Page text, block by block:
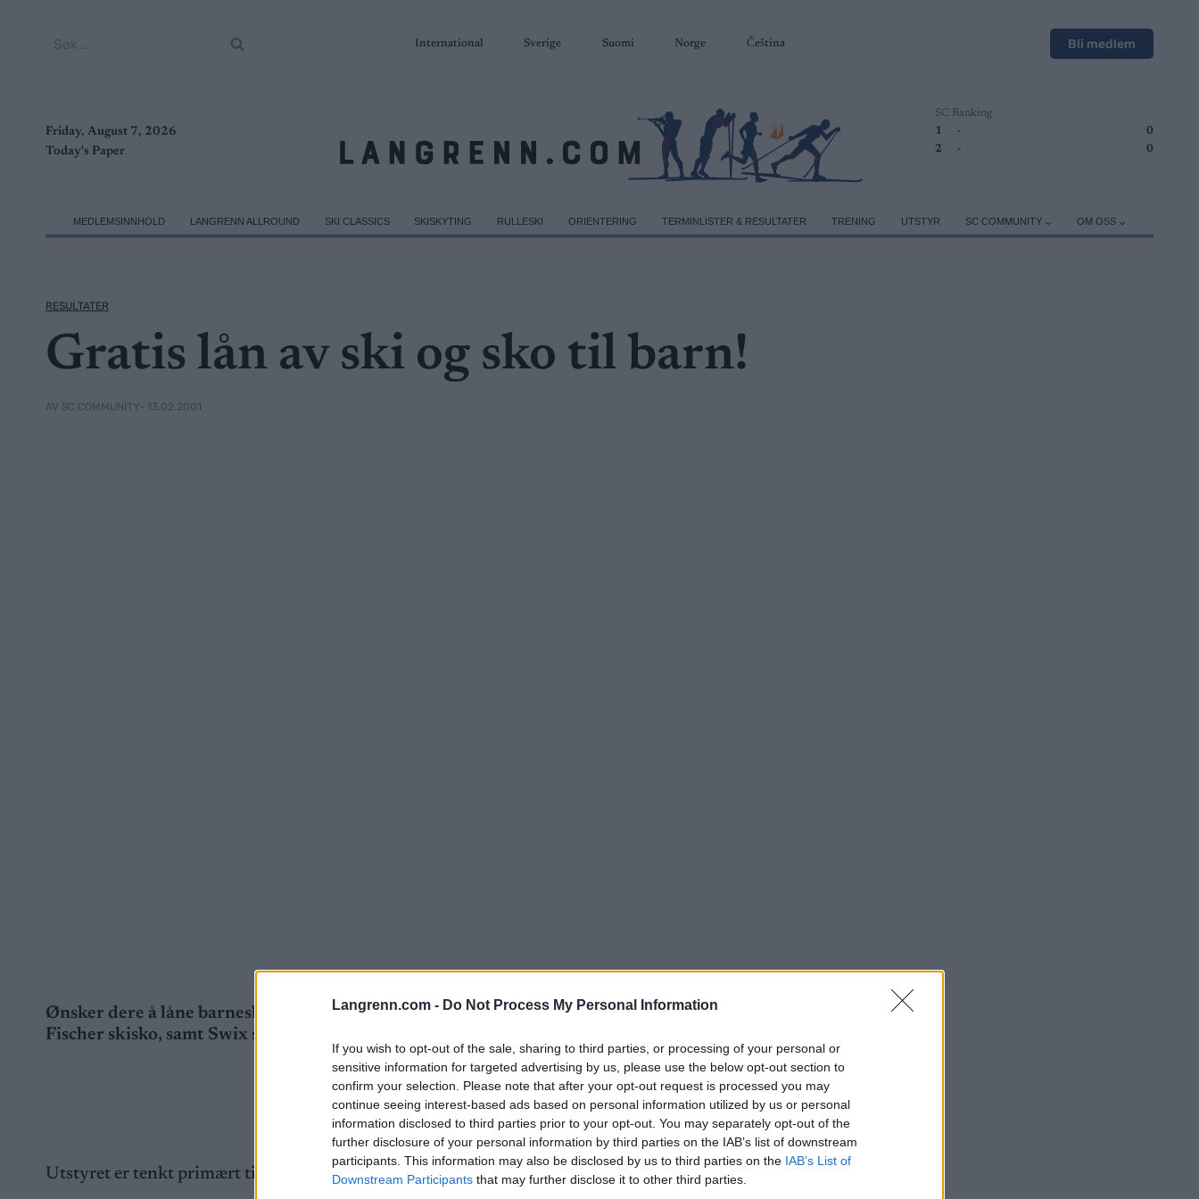
Langrenn.com - Do Not Process My Personal Information
If you wish to opt-out of the sale, sharing to third parties, or processing of your personal or
sensitive information for targeted advertising by us, please use the below opt-out section to
confirm your selection. Please note that after your opt-out request is processed you may
continue seeing interest-based ads based on personal information utilized by us or personal
information disclosed to third parties prior to your opt-out. You may separately opt-out of the
further disclosure of your personal information by third parties on the IAB’s list of downstream
participants. This information may also be disclosed by us to third parties on the IAB’s List of
Downstream Participants that may further disclose it to other third parties.
International Sverige Suomi Norge Čeština Bli medlem
Friday, August 7, 2026
Today's Paper
SC Ranking
1
-
0
2
- 0
MEDLEMSINNHOLD LANGRENN ALLROUND SKI CLASSICS SKISKYTING RULLESKI ORIENTERING TERMINLISTER & RESULTATER TRENING UTSTYR SC COMMUNITY OM OSS
RESULTATER
Gratis lån av ski og sko til barn!
AV SC COMMUNITY• 13.02.2001
Ønsker dere å låne barneski med bindinger, sko og staver til en skidag etc? Fischer Sprint barneski og
Fischer skisko, samt Swix staver kan lånes fra Finor AS.
Utstyret er tenkt primært til bruk en dag pr låntager. Utstyret er tilgjengelig fra og med 13. februar.